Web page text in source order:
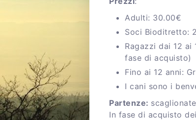
A dulti: 30.00€
S oci Bioditretto:
R agazzi dai 12
fase di acquisto)
Fino ai 12 anni:
I cani sono i
P artenze:
In fase di acquisto